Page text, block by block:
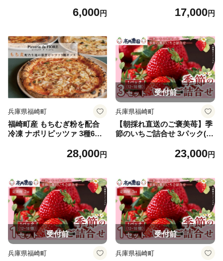
6,000円
クワトロフォルマッジ きのこ
17,000円
兵庫県福崎町
福崎町産 もちむぎ粉を配合
冷凍 ナポリピッツァ 3種6枚
クワトロフォルマッジ きのこ
28,000円
受付前
兵庫県福崎町
【朝採れ直送のご褒美苺】季
節のいちご詰合せ 3パック(1
物 フルーツ 大粒 濃厚 産地直
23,000円
受付前
兵庫県福崎町
受付前
兵庫県福崎町